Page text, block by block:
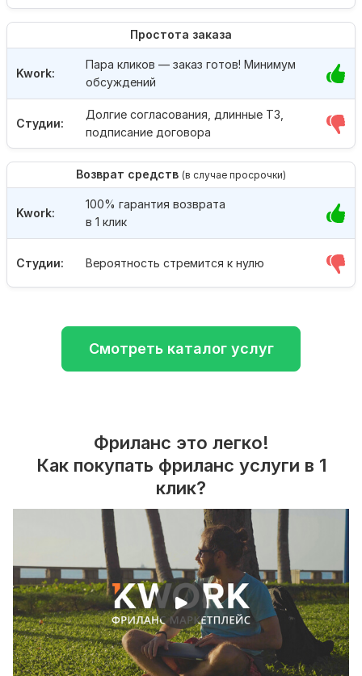
Простота заказа
Студии:
Долгие согласования, длинные ТЗ,
подписание договора
Kwork:
Пара кликов — заказ готов! Минимум
обсуждений
Возврат средств (в случае просрочки)
Студии: Вероятность стремится к нулю
Kwork:
100% гарантия возврата
в 1 клик
Смотреть каталог услуг
Фриланс это легко!
Как покупать фриланс услуги в 1
клик?